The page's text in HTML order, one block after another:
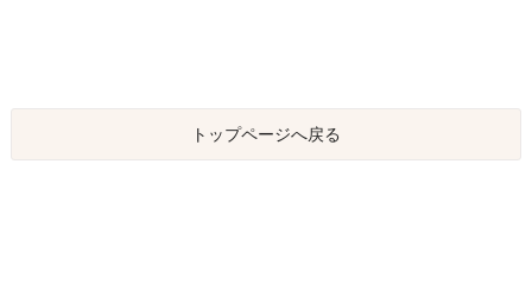
トップページへ戻る